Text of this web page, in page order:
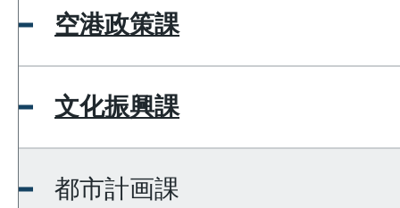
空港政策課
文化振興課
都市計画課